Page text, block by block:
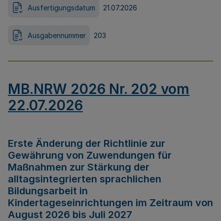
Ausfertigungsdatum 21.07.2026
Ausgabennummer 203
MB.NRW 2026 Nr. 202 vom
22.07.2026
Erste Änderung der Richtlinie zur
Gewährung von Zuwendungen für
Maßnahmen zur Stärkung der
alltagsintegrierten sprachlichen
Bildungsarbeit in
Kindertageseinrichtungen im Zeitraum von
August 2026 bis Juli 2027